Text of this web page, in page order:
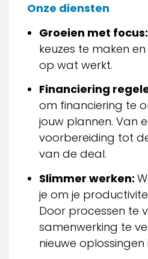
Onze diensten
Groeien met focus:
keuzes te maken
op wat werkt.
Financiering
om financiering te
jouw plannen. Van
voorbereiding tot
van de deal.
Slimmer werken:
je om je
Door processen te
samenwerking te
nieuwe oplossingen